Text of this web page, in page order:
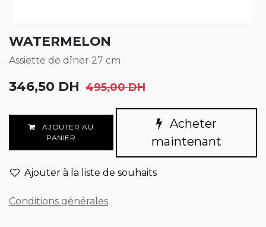
WATERMELON
Assiette de dîner 27 cm
346,50 DH 495,00DH
AJOUTER AU
PANIER
Acheter
maintenant
Ajouter à la liste de souhaits
Conditions générales